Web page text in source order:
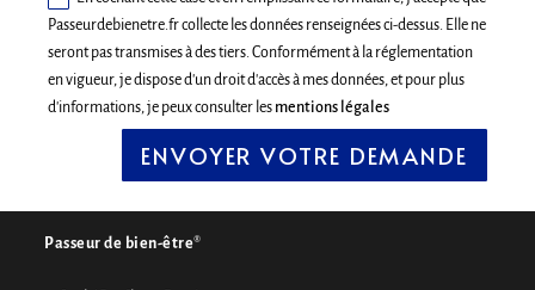
Passeurdebienetre.fr collecte les données renseignées ci-dessus. Elle ne
seront pas transmises à des tiers. Conformément à la réglementation
en vigueur, je dispose d'un droit d'accès à mes données, et pour plus
d'informations, je peux consulter les mentions légales
ENVOYER VOTRE DEMANDE
t
Passeur de bien-être®